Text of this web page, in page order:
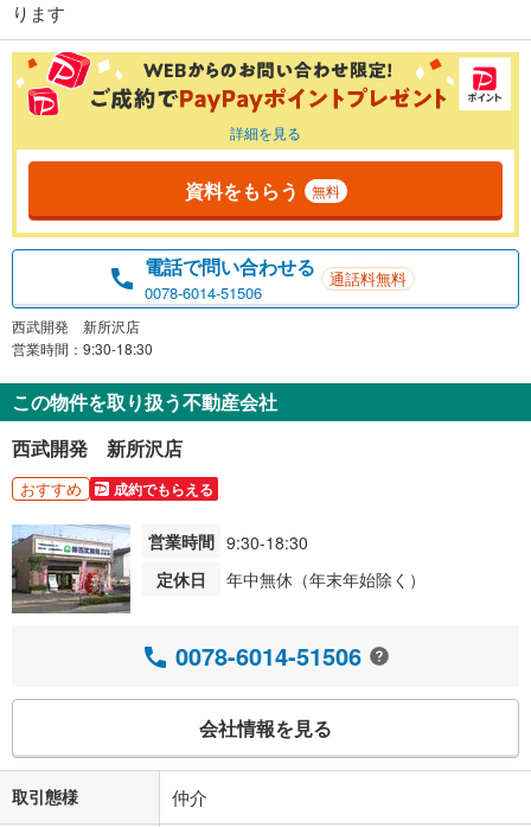
ります
詳細を見る
資料をもらう 無料
電話で問い合わせる
0078-6014-51506
通話料無料
西武開発 新所沢店
営業時間：9:30-18:30
この物件を取り扱う不動産会社
西武開発 新所沢店
おすすめ 成約でもらえる
営業時間 9:30-18:30
定休日
年中無休（年末年始除く）
0078-6014-51506
会社情報を見る
取引態様 仲介